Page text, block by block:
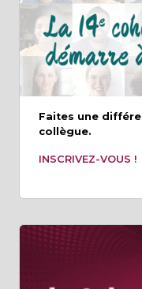
Faites une
collègue.
INSCRIVEZ-VOUS !